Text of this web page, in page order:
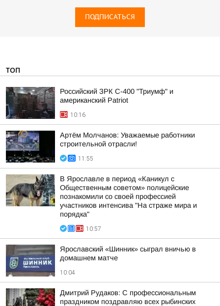
ПОДПИСАТЬСЯ
ТОП
Российский ЗРК С-400 "Триумф" и
американский Patriot
10:16
Артём Молчанов: Уважаемые работники
строительной отрасли!
11:55
В Ярославле в период «Каникул с
Общественным советом» полицейские
познакомили со своей профессией
участников интенсива "На страже мира и
порядка"
10:57
Ярославский «Шинник» сыграл вничью в
домашнем матче
10:04
Дмитрий Рудаков: С профессиональным
праздником поздравляю всех рыбинских